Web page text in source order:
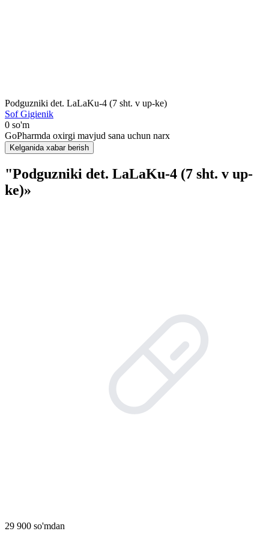
Podguzniki det. LaLaKu-4 (7 sht. v up-ke)
Sof Gigienik
0 so'm
GoPharmda oxirgi mavjud sana uchun narx
Kelganida xabar berish
"Podguzniki det. LaLaKu-4 (7 sht. v up-
ke)»
29 900 so'mdan